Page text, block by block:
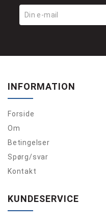
INFORMATION
Forside
Om
Betingelser
Spørg/svar
Kontakt
KUNDESERVICE